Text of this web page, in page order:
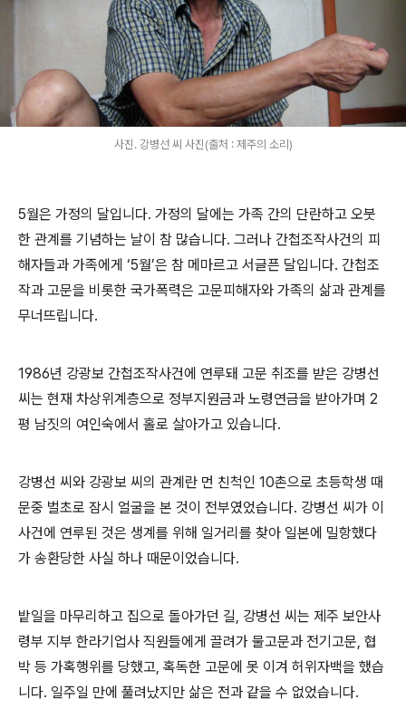
사진. 강병선 씨 사진(출처 : 제주의 소리)
5월은 가정의 달입니다. 가정의 달에는 가족 간의 단란하고 오붓
한 관계를 기념하는 날이 참 많습니다. 그러나 간첩조작사건의 피
해자들과 가족에게 ‘5월’은 참 메마르고 서글픈 달입니다. 간첩조
작과 고문을 비롯한 국가폭력은 고문피해자와 가족의 삶과 관계를
무너뜨립니다.
1986년 강광보 간첩조작사건에 연루돼 고문 취조를 받은 강병선
씨는 현재 차상위계층으로 정부지원금과 노령연금을 받아가며 2
평 남짓의 여인숙에서 홀로 살아가고 있습니다.
강병선 씨와 강광보 씨의 관계란 먼 친척인 10촌으로 초등학생 때
문중 벌초로 잠시 얼굴을 본 것이 전부였었습니다. 강병선 씨가 이
사건에 연루된 것은 생계를 위해 일거리를 찾아 일본에 밀항했다
가 송환당한 사실 하나 때문이었습니다.
밭일을 마무리하고 집으로 돌아가던 길, 강병선 씨는 제주 보안사
령부 지부 한라기업사 직원들에게 끌려가 물고문과 전기고문, 협
박 등 가혹행위를 당했고, 혹독한 고문에 못 이겨 허위자백을 했습
니다. 일주일 만에 풀려났지만 삶은 전과 같을 수 없었습니다.